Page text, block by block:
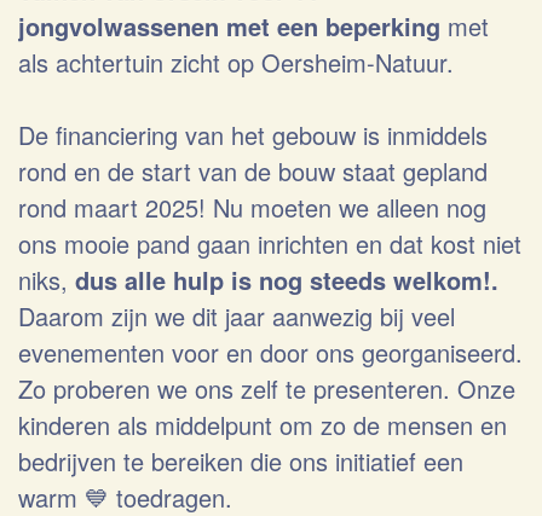
jongvolwassenen met een beperking met
als achtertuin zicht op Oersheim-Natuur.
De financiering van het gebouw is inmiddels
rond en de start van de bouw staat gepland
rond maart 2025! Nu moeten we alleen nog
ons mooie pand gaan inrichten en dat kost niet
niks, dus alle hulp is nog steeds welkom!.
Daarom zijn we dit jaar aanwezig bij veel
evenementen voor en door ons georganiseerd.
Zo proberen we ons zelf te presenteren. Onze
kinderen als middelpunt om zo de mensen en
bedrijven te bereiken die ons initiatief een
warm 💙 toedragen.